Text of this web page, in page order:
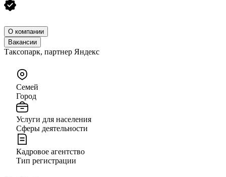
О компании
Вакансии
Таксопарк, партнер Яндекс
Семей
Город
Услуги для населения
Сферы деятельности
Кадровое агентство
Тип регистрации